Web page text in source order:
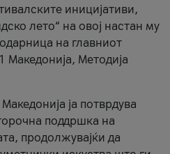
иницијативи,
лето“ на овој настан му
на главниот
Македонија, Методија
ја потврдува
поддршка на
продолжувајќи да